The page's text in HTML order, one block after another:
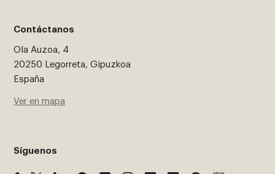
Contáctanos
Ola Auzoa, 4
20250 Legorreta, Gipuzkoa
España
Ver en mapa
Síguenos